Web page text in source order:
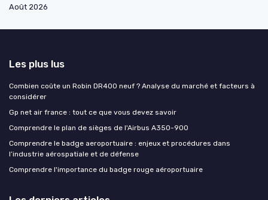
Août 2026
Les plus lus
Combien coûte un Robin DR400 neuf ? Analyse du marché et facteurs à
considérer
Gp net air france : tout ce que vous devez savoir
Comprendre le plan de sièges de l'Airbus A350-900
Comprendre le badge aeroportuaire : enjeux et procédures dans
l’industrie aérospatiale et de défense
Comprendre l'importance du badge rouge aéroportuaire